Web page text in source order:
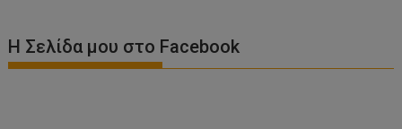
Η Σελίδα μου στο Facebook